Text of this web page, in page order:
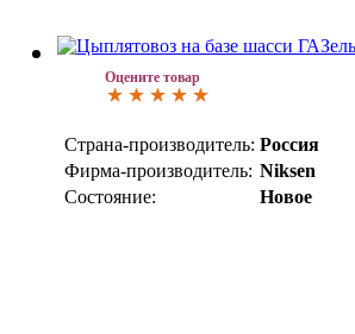
Оцените товар
Страна-производитель: Россия
Фирма-производитель: Niksen
Состояние:
Новое